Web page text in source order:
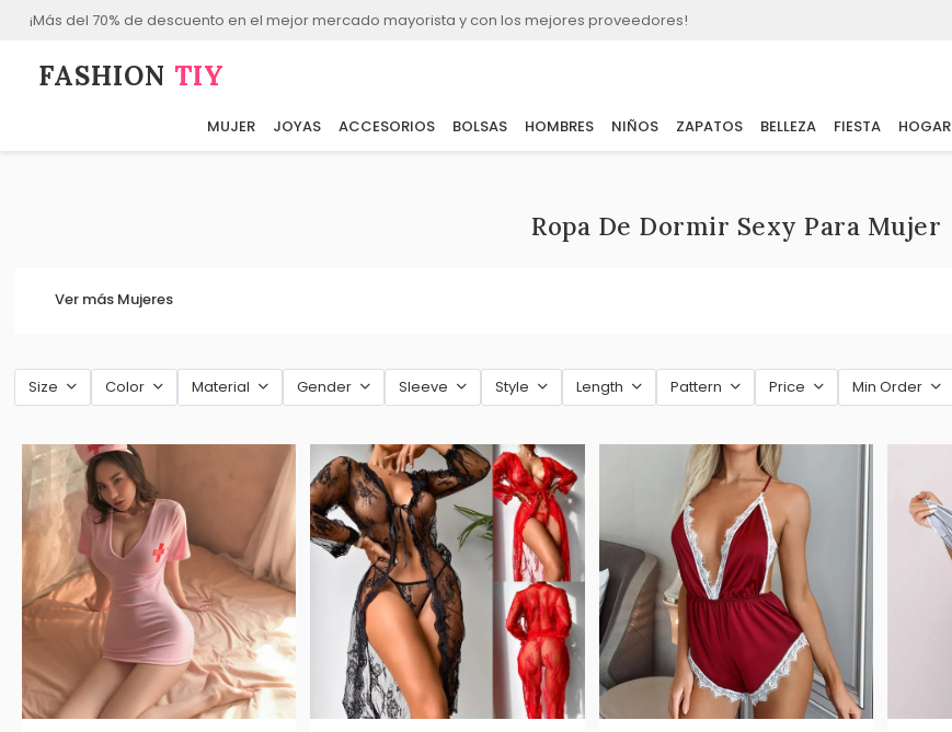
¡Más del 70% de descuento en el mejor mercado mayorista y con los mejores proveedores!
FASHION⁠ TIY
MUJER JOYAS ACCESORIOS BOLSAS HOMBRES NIÑOS ZAPATOS BELLEZA FIESTA HOGAR
Ropa De Dormir Sexy Para Mujer
Ver más Mujeres
Size Color Material Gender Sleeve Style Length Pattern Price Min Order